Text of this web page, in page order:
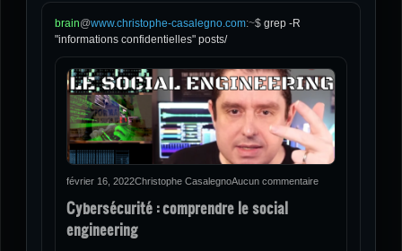
brain@www.christophe-casalegno.com:~$ grep -R
"informations confidentielles" posts/
février 16, 2022Christophe CasalegnoAucun commentaire
Cybersécurité : comprendre le social
engineering